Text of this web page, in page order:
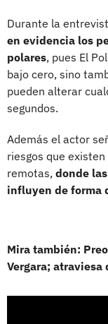
Durante la
en evidencia los
polares, pues El
bajo cero, sino
pueden alterar
segundos.
Además el actor
riesgos que
remotas, donde
influyen de forma
Mira también:
Vergara;